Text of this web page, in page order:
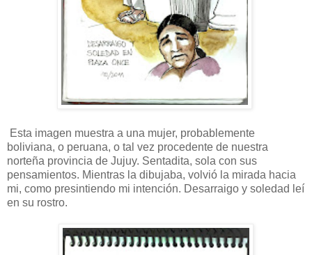
Esta imagen muestra a una mujer, probablemente
boliviana, o peruana, o tal vez procedente de nuestra
norteña provincia de Jujuy. Sentadita, sola con sus
pensamientos. Mientras la dibujaba, volvió la mirada hacia
mi, como presintiendo mi intención. Desarraigo y soledad leí
en su rostro.